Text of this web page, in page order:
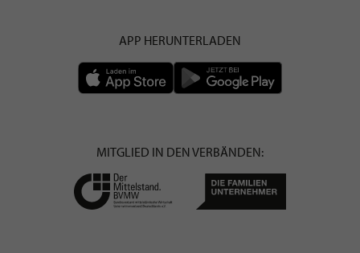
APP HERUNTERLADEN
MITGLIED IN DEN VERBÄNDEN: